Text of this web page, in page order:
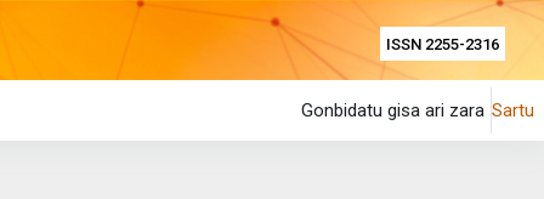
ISSN 2255-2316
Gonbidatu gisa ari zara Sartu